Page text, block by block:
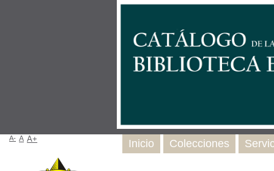
Inicio Colecciones
A- A A+